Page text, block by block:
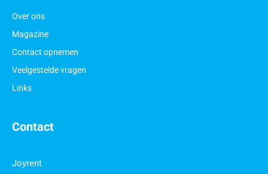
Contact
Joyrent
Over ons
Magazine
Contact opnemen
Veelgestelde vragen
Links